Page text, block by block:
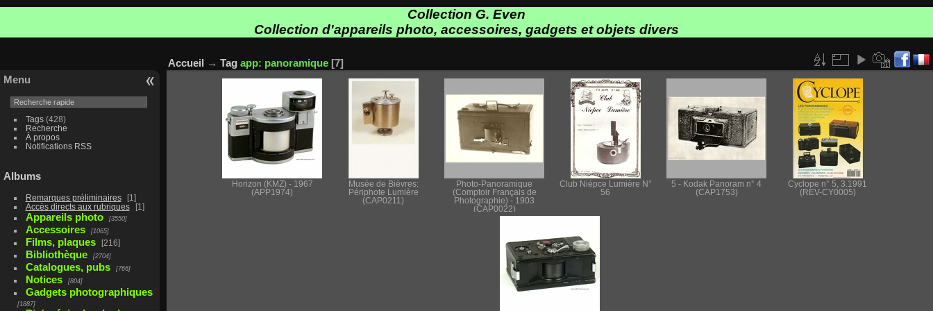
Collection G. Even
Collection d'appareils photo, accessoires, gadgets et objets divers
Menu
Tags(428)
Recherche
À propos
Notifications RSS
Albums
Remarques préliminaires
1
Accès directs aux rubriques
1
Appareils photo 3550
Accessoires 1065
Films, plaques 216
Bibliothèque 2704
Catalogues, pubs 766
Notices 804
Gadgets photographiques
1887
Accueil → Tag app: panoramique 7
Horizon (KMZ) - 1967
(APP1974)
Musée de Bièvres:
Périphote Lumière
(CAP0211)
Photo-Panoramique
(Comptoir Français de
Photographie) - 1903
(CAP0022)
Club Niépce Lumière N°
56
5 - Kodak Panoram n° 4
(CAP1753)
Cyclope n° 5, 3.1991
(REV-CY0005)